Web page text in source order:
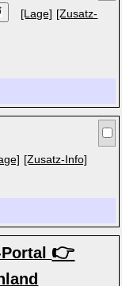
[Lage] [Zusatz-
[Zusatz-Info]
👉